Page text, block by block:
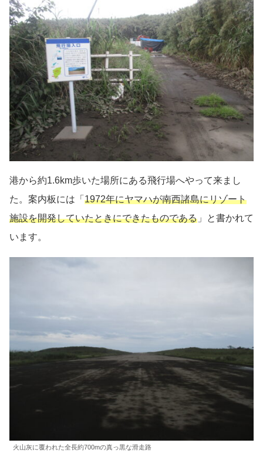
港から約1.6km歩いた場所にある飛行場へやって来まし
た。案内板には「 1972年にヤマハが南西諸島にリゾート
施設を開発していたときにできたものである 」と書かれて
います。
火山灰に覆われた全長約700mの真っ黒な滑走路